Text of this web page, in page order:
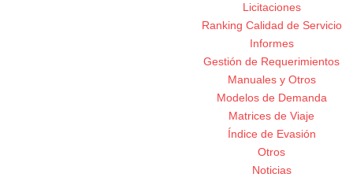
Licitaciones
Ranking Calidad de Servicio
Informes
Gestión de Requerimientos
Manuales y Otros
Modelos de Demanda
Matrices de Viaje
Índice de Evasión
Otros
Noticias